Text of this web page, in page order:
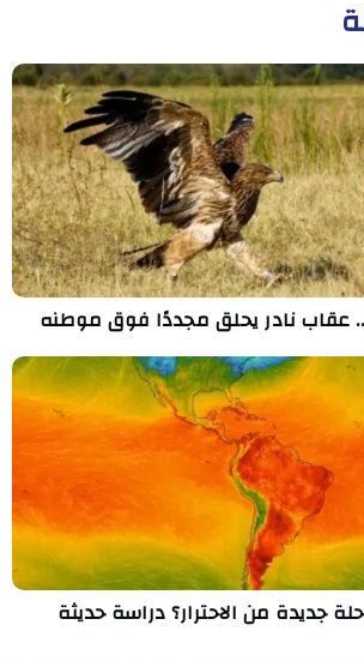
عقاب نادر يحلق مجددًا فوق موطنه
جديدة من الاحترار؟ دراسة حديثة